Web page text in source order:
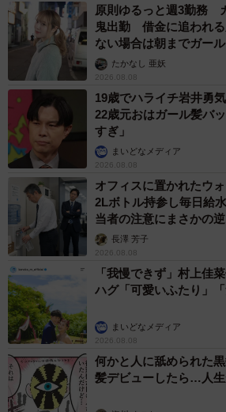
原則ゆるっと週3勤務
鬼出勤 借金に追われ
ない場合は朝までガー
ストに取材】
たかなし 亜妖
2026.08.08
19歳でハライチ岩井勇
22歳元おはガール髪バ
すぎ」
まいどなメディア
2026.08.08
オフィスに置かれたウ
2Lボトル持参し毎日給
当者の注意にまさかの
説】長澤 芳子
2026.08.08
「我慢できず」村上佳
ハグ「可愛いふたり」「
まいどなメディア
2026.08.08
何かと人に舐められた
髪デビューしたら…人生